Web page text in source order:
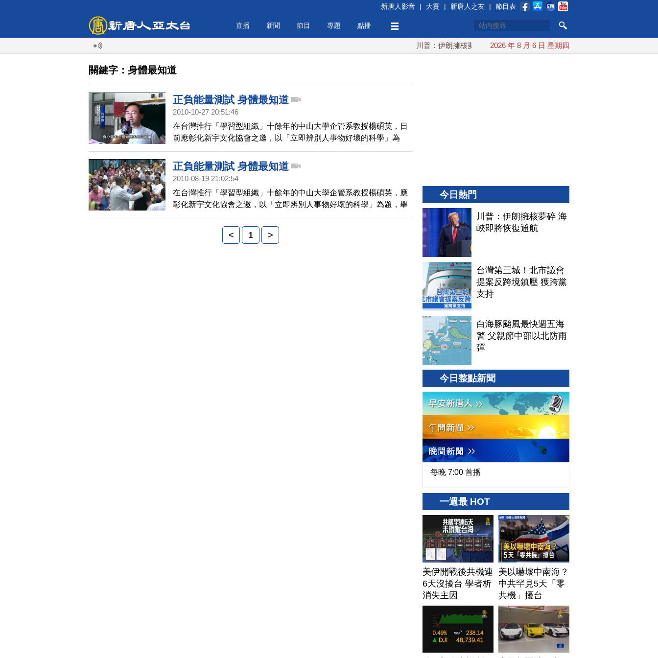
新唐人影音 | 大賽 | 新唐人之友 | 節目表
直播 新聞 節目 專題 點播
川普：伊朗擁核夢碎 海峽即將恢復通航 烏克蘭貨機旁驚現炸彈無人機
2026 年 8 月 6 日 星期四
關鍵字：身體最知道
正負能量測試 身體最知道
2010-10-27 20:51:46
在台灣推行「學習型組織」十餘年的中山大學企管系教授楊碩英，日
前應彰化新宇文化協會之邀，以「立即辨別人事物好壞的科學」為
題，舉辦演講，讓在場民眾體驗接受正負能量時身體的變化。帶您去
了解。
正負能量測試 身體最知道
2010-08-19 21:02:54
在台灣推行「學習型組織」十餘年的中山大學企管系教授楊碩英，應
彰化新宇文化協會之邀，以「立即辨別人事物好壞的科學」為題，舉
辦演講，讓在場民眾體驗接受正負能量時身體的變化。
< 1 >
今日熱門
川普：伊朗擁核夢碎 海
峽即將恢復通航
台灣第三城！北市議會
提案反跨境鎮壓 獲跨黨
支持
白海豚颱風最快週五海
警 父親節中部以北防雨
彈
今日整點新聞
每晚 7:00 首播
一週最 HOT
美伊開戰後共機連
6天沒擾台 學者析
消失主因
美以嚇壞中南海？
中共罕見5天「零
共機」擾台